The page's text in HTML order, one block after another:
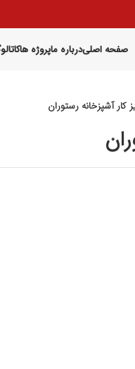
صفحه اصلیدرباره ماپروژه ها
کار آشپزخانه رستوران